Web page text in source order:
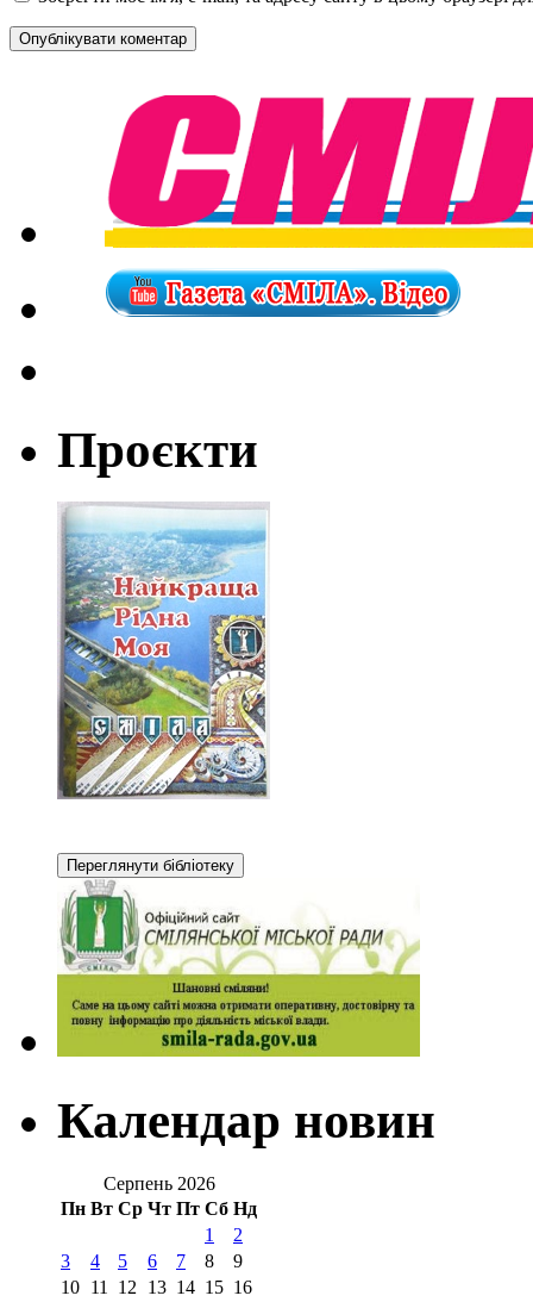
Проєкти
Календар новин
Серпень 2026
Пн Вт Ср Чт Пт Сб Нд
1
2
3
4 5 6 7 8
9
10 11 12 13 14 15 16